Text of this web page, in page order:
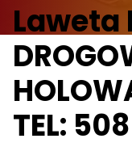
Laweta
TEL: